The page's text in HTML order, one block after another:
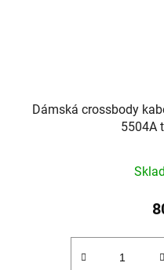
Dámská crossbody
5504A